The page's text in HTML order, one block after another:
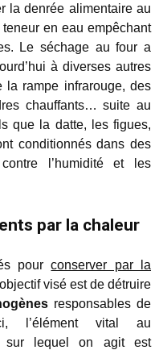
la denrée alimentaire au
en eau empêchant
Le séchage au four a
à diverses autres
la rampe infrarouge, des
chauffants… suite au
que la datte, les figues,
conditionnés dans des
l’humidité et les
par la chaleur
pourconserver par la
visé est de détruire
responsables de
l’élément vital au
sur lequel on agit est